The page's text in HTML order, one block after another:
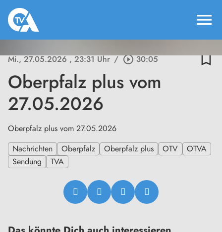
menu
Mi., 27.05.2026, 23:31 Uhr / play_circle_outline30:05 bookmark_border
Oberpfalz plus vom
27.05.2026
Oberpfalz plus vom 27.05.2026
Nachrichten
Oberpfalz Oberpfalz plus OTV
OTVA
Sendung
TVA